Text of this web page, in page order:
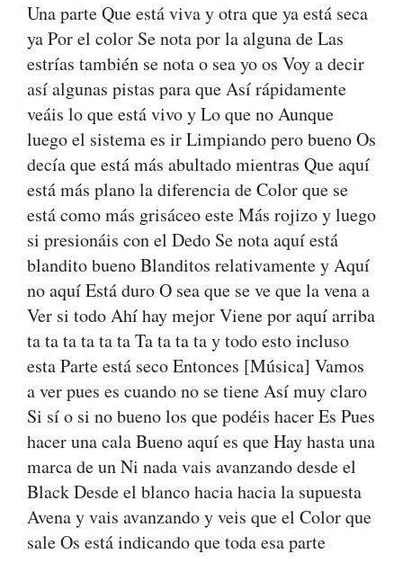
Una parte Que está viva y otra que ya está seca
ya Por el color Se nota por la alguna de Las
estrías también se nota o sea yo os Voy a decir
así algunas pistas para que Así rápidamente
veáis lo que está vivo y Lo que no Aunque
luego el sistema es ir Limpiando pero bueno Os
decía que está más abultado mientras Que aquí
está más plano la diferencia de Color que se
está como más grisáceo este Más rojizo y luego
si presionáis con el Dedo Se nota aquí está
blandito bueno Blanditos relativamente y Aquí
no aquí Está duro O sea que se ve que la vena a
Ver si todo Ahí hay mejor Viene por aquí arriba
ta ta ta ta ta ta Ta ta ta ta y todo esto incluso
esta Parte está seco Entonces [Música] Vamos
a ver pues es cuando no se tiene Así muy claro
Si sí o si no bueno los que podéis hacer Es Pues
hacer una cala Bueno aquí es que Hay hasta una
marca de un Ni nada vais avanzando desde el
Black Desde el blanco hacia hacia la supuesta
Avena y vais avanzando y veis que el Color que
sale Os está indicando que toda esa parte